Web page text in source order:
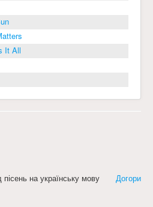
It All
Догори
на українську мову